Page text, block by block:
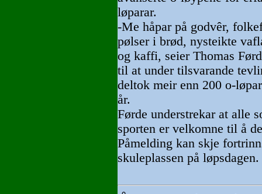
løparar.
-Me håpar på godvêr,
pølser i brød, nysteikte
og kaffi, seier Thomas
til at under tilsvarande
deltok meir enn 200 o-
år.
Førde understrekar at alle
sporten er velkomne til å
Påmelding kan skje
skuleplassen på løpsdagen.